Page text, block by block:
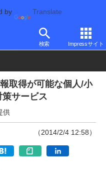
by Translate
検索 Impressサイト
取得が可能な個人/小
サービス
供
（2014/2/4 12:58）